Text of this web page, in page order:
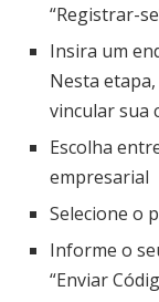
“Registrar-
Insira um
Nesta
vincular sua
Escolha
empresarial
Selecione o
Informe o
“Enviar